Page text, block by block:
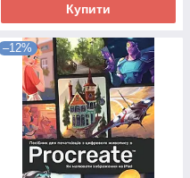
Купити
–12%